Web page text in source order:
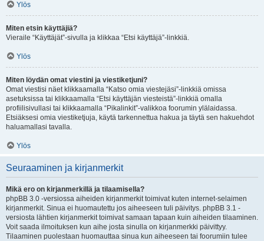
Ylös
Miten etsin käyttäjiä?
Vieraile “Käyttäjät”-sivulla ja klikkaa “Etsi käyttäjä”-linkkiä.
Ylös
Miten löydän omat viestini ja viestiketjuni?
Omat viestisi näet klikkaamalla “Katso omia viestejäsi”-linkkiä omissa
asetuksissa tai klikkaamalla “Etsi käyttäjän viesteistä”-linkkiä omalla
profiilisivullasi tai klikkaamalla “Pikalinkit”-valikkoa foorumin ylälaidassa.
Etsiäksesi omia viestiketjuja, käytä tarkennettua hakua ja täytä sen hakuehdot
haluamallasi tavalla.
Ylös
Seuraaminen ja kirjanmerkit
Mikä ero on kirjanmerkillä ja tilaamisella?
phpBB 3.0 -versiossa aiheiden kirjanmerkit toimivat kuten internet-selaimen
kirjanmerkit. Sinua ei huomautettu jos aiheeseen tuli päivitys. phpBB 3.1 -
versiosta lähtien kirjanmerkit toimivat samaan tapaan kuin aiheiden tilaaminen.
Voit saada ilmoituksen kun aihe josta sinulla on kirjanmerkki päivittyy.
Tilaaminen puolestaan huomauttaa sinua kun aiheeseen tai foorumiin tulee